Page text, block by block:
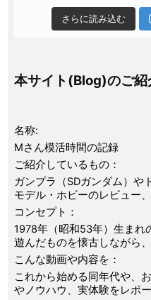
さらに読み込む
本サイト(Blog)のご紹
名称:
Mさん模活時間の記録
ご紹介しているもの：
ガンプラ（SDガンダム）や
モデル・ホビーのレビュー
コンセプト：
1978年（昭和53年）生まれ
遊んだものを懐古しながら
こんな動画や内容を：
これから始める同年代や、
やノウハウ、実体験をレポー